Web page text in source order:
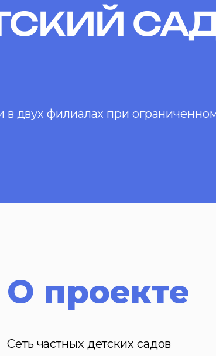
двух филиалах при
О проекте
Сеть частных детских садов